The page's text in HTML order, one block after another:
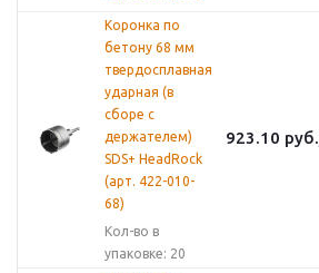
Коронка по
бетону 68 мм
твердосплавная
ударная (в
сборе с
держателем)
SDS+ HeadRock
(арт. 422-010-
68)
Кол-во в
упаковке: 20
923.10 руб.